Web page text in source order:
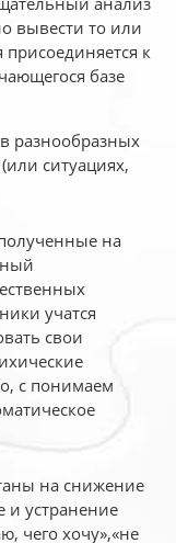
вывести то или
к
базе
разнообразных
ситуациях,
на
учатся
свои
с понимаем
на снижение
и устранение
чего хочу»,«не